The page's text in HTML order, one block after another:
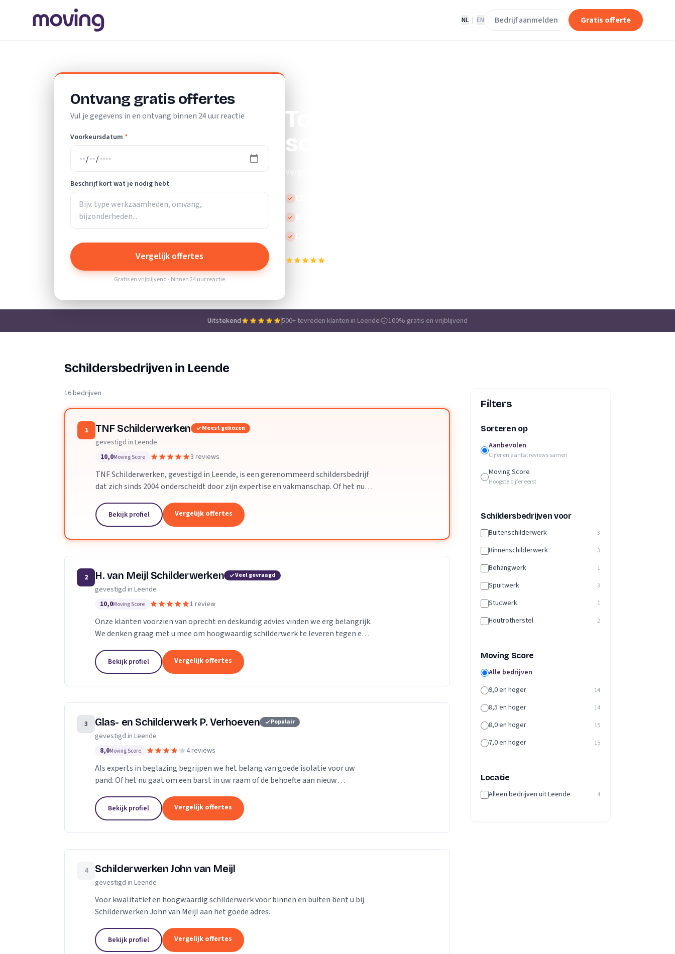
NL EN Bedrijf aanmelden Gratis offerte
Ontvang gratis offertes
Vul je gegevens in en ontvang binnen 24 uur reactie
Voorkeursdatum *
Beschrijf kort wat je nodig hebt
Vergelijk offertes
Gratis en vrijblijvend - binnen 24 uur reactie
Top 10 beste
schildersbedrijven in Leende
Vergelijk de beste schildersbedrijven in Leende.
Gratis en vrijblijvend
Binnen 24 uur reactie
Lokale vakmensen
Uitstekend 500+ tevreden klanten in Leende 100% gratis en vrijblijvend
Schildersbedrijven in Leende
16 bedrijven
1 TNF Schilderwerken Meest gekozen
gevestigd in Leende
10,0Moving Score 3 reviews
TNF Schilderwerken, gevestigd in Leende, is een gerenommeerd schildersbedrijf
dat zich sinds 2004 onderscheidt door zijn expertise en vakmanschap. Of het nu
Bekijk profiel Vergelijk offertes
2 H. van Meijl Schilderwerken Veel gevraagd
gevestigd in Leende
10,0Moving Score 1 review
Onze klanten voorzien van oprecht en deskundig advies vinden we erg belangrijk.
We denken graag met u mee om hoogwaardig schilderwerk te leveren tegen een
Bekijk profiel Vergelijk offertes
3 Glas- en Schilderwerk P. Verhoeven Populair
gevestigd in Leende
8,0Moving Score 4 reviews
Als experts in beglazing begrijpen we het belang van goede isolatie voor uw
pand. Of het nu gaat om een barst in uw raam of de behoefte aan nieuw
Bekijk profiel Vergelijk offertes
4 Schilderwerken John van Meijl
gevestigd in Leende
Voor kwalitatief en hoogwaardig schilderwerk voor binnen en buiten bent u bij
Schilderwerken John van Meijl aan het goede adres.
Bekijk profiel Vergelijk offertes
Filters
Sorteren op
Aanbevolen
Cijfer en aantal reviews samen
Moving Score
Hoogste cijfer eerst
Schildersbedrijven voor
Buitenschilderwerk 3
Binnenschilderwerk 3
Behangwerk 1
Spuitwerk 3
Stucwerk 1
Houtrotherstel 2
Moving Score
Alle bedrijven
9,0 en hoger
14
8,5 en hoger 14
8,0 en hoger 15
7,0 en hoger 15
Locatie
Alleen bedrijven uit Leende 4